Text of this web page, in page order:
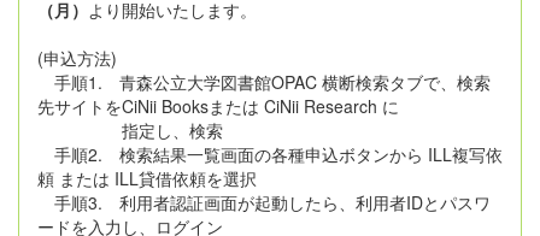
（月） より開始いたします。
(申込方法)
手順1. 青森公立大学図書館OPAC 横断検索タブで、検索
先サイトをCiNii Booksまたは CiNii Research に
指定し、検索
手順2. 検索結果一覧画面の各種申込ボタンから ILL複写依
頼 または ILL貸借依頼を選択
手順3. 利用者認証画面が起動したら、利用者IDとパスワ
ードを入力し、ログイン